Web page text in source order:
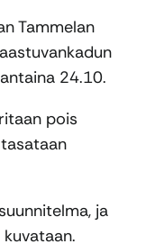
Tammelan
24.10.
pois
ja